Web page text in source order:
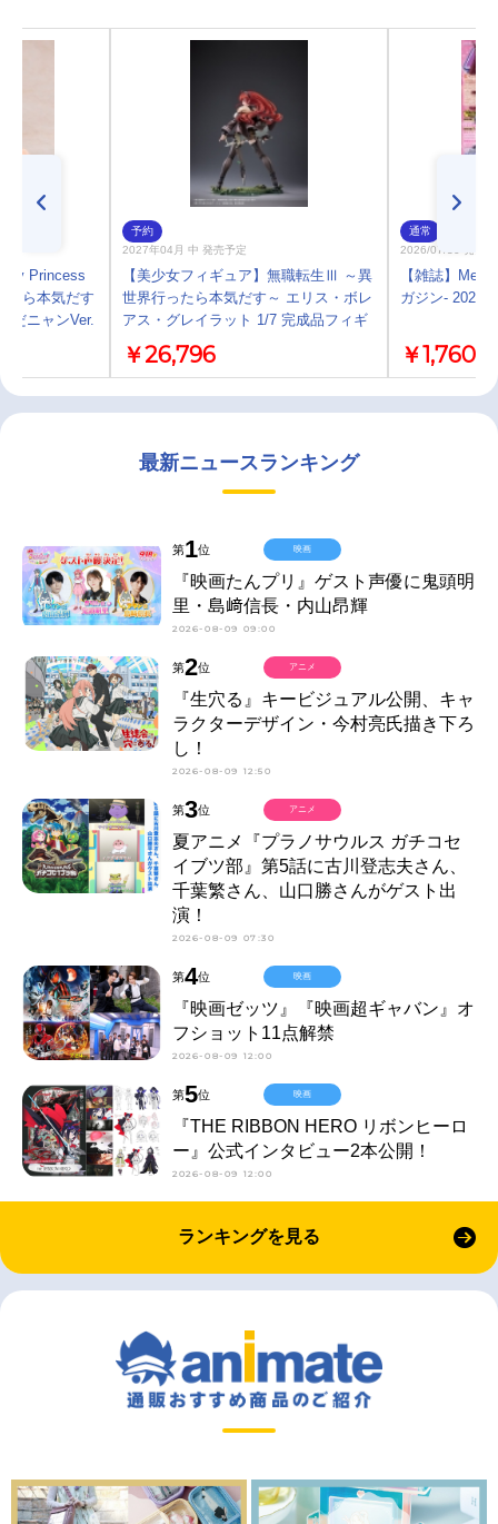
Princess
たら本気だす
だニャンVer.
予約
2027年04月 中 発売予定
【美少女フィギュア】無職転生Ⅲ ～異
世界行ったら本気だす～ エリス・ボレ
アス・グレイラット 1/7 完成品フィギ
ュア
￥26,796
通常
2026/07/30 発売
【雑誌】
ガジン- 2026
￥1,760
最新ニュースランキング
第1位
『映画たんプリ』ゲスト声優に鬼頭明
里・島﨑信長・内山昂輝
2026-08-09 09:00
映画
第2位
『生穴る』キービジュアル公開、キャ
ラクターデザイン・今村亮氏描き下ろ
し！
2026-08-09 12:50
アニメ
第3位
夏アニメ『プラノサウルス ガチコセ
イブツ部』第5話に古川登志夫さん、
千葉繁さん、山口勝さんがゲスト出
演！
2026-08-09 07:30
アニメ
第4位
『映画ゼッツ』『映画超ギャバン』オ
フショット11点解禁
2026-08-09 12:00
映画
第5位
『THE RIBBON HERO リボンヒーロ
ー』公式インタビュー2本公開！
2026-08-09 12:00
映画
ランキングを見る